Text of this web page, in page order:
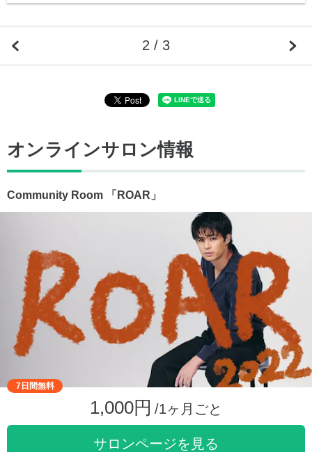
2 / 3
オンラインサロン情報
Community Room 「ROAR」
7日間無料
1,000円 /1ヶ月ごと
サロンページを見る